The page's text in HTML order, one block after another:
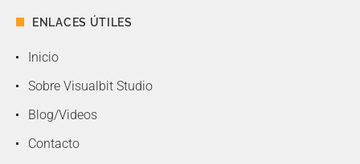
ENLACES ÚTILES
Inicio
Sobre Visualbit Studio
Blog/Videos
Contacto